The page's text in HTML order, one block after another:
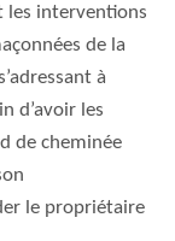
les interventions
de la
à
d’avoir les
de cheminée
le propriétaire